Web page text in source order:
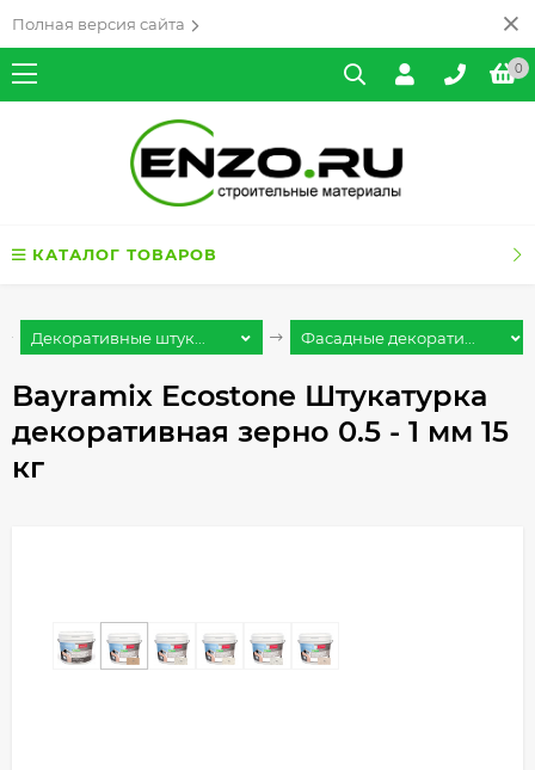
Полная версия сайта
0
КАТАЛОГ ТОВАРОВ
Декоративные штук... Фасадные декорати...
Bayramix Ecostone Штукатурка
декоративная зерно 0.5 - 1 мм 15
кг